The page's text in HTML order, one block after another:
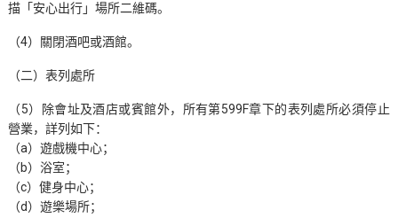
描「安心出行」場所二維碼。
（4）關閉酒吧或酒館。
（二）表列處所
（5）除會址及酒店或賓館外，所有第599F章下的表列處所必須停止
營業，詳列如下：
（a）遊戲機中心；
（b）浴室；
（c）健身中心；
（d）遊樂場所；